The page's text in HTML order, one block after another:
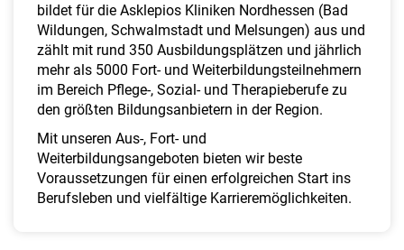
bildet für die Asklepios Kliniken Nordhessen (Bad
Wildungen, Schwalmstadt und Melsungen) aus und
zählt mit rund 350 Ausbildungsplätzen und jährlich
mehr als 5000 Fort- und Weiterbildungsteilnehmern
im Bereich Pflege-, Sozial- und Therapieberufe zu
den größten Bildungsanbietern in der Region.
Mit unseren Aus-, Fort- und
Weiterbildungsangeboten bieten wir beste
Voraussetzungen für einen erfolgreichen Start ins
Berufsleben und vielfältige Karrieremöglichkeiten.